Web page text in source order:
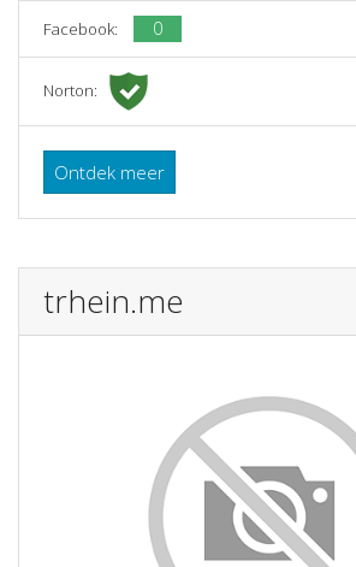
Facebook: 0
Norton:
Ontdek meer
trhein.me